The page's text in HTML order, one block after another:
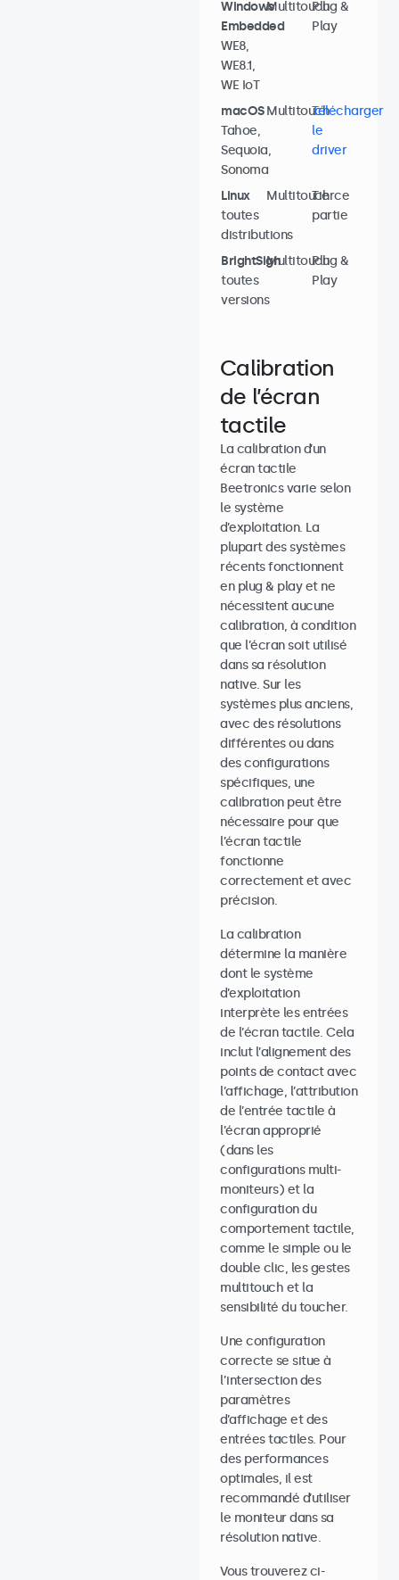
Windows
Embedded
WE8,
WE8.1,
WE IoT
MultitouchPlug &
Play
macOS
Tahoe,
Sequoia,
Sonoma
MultitouchTélécharger
le
driver
Linux
toutes
distributions
MultitouchTierce
partie
BrightSign
toutes
versions
MultitouchPlug &
Play
Calibration
de l’écran
tactile
La calibration d’un
écran tactile
Beetronics varie selon
le système
d’exploitation. La
plupart des systèmes
récents fonctionnent
en plug & play et ne
nécessitent aucune
calibration, à condition
que l’écran soit utilisé
dans sa résolution
native. Sur les
systèmes plus anciens,
avec des résolutions
différentes ou dans
des configurations
spécifiques, une
calibration peut être
nécessaire pour que
l’écran tactile
fonctionne
correctement et avec
précision.
La calibration
détermine la manière
dont le système
d’exploitation
interprète les entrées
de l’écran tactile. Cela
inclut l’alignement des
points de contact avec
l’affichage, l’attribution
de l’entrée tactile à
l’écran approprié
(dans les
configurations multi-
moniteurs) et la
configuration du
comportement tactile,
comme le simple ou le
double clic, les gestes
multitouch et la
sensibilité du toucher.
Une configuration
correcte se situe à
l’intersection des
paramètres
d’affichage et des
entrées tactiles. Pour
des performances
optimales, il est
recommandé d’utiliser
le moniteur dans sa
résolution native.
Vous trouverez ci-